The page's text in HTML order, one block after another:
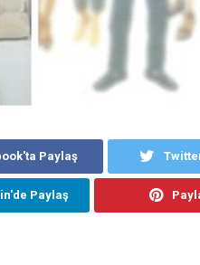
Paylaş
Paylaş